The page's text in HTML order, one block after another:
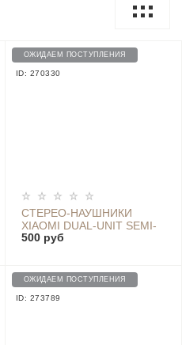
ОЖИДАЕМ ПОСТУПЛЕНИЯ
ID: 270330
СТЕРЕО-НАУШНИКИ
XIAOMI DUAL-UNIT SEMI-
IN-EAR - ZBW4407TY
500 руб
ОЖИДАЕМ ПОСТУПЛЕНИЯ
ID: 273789